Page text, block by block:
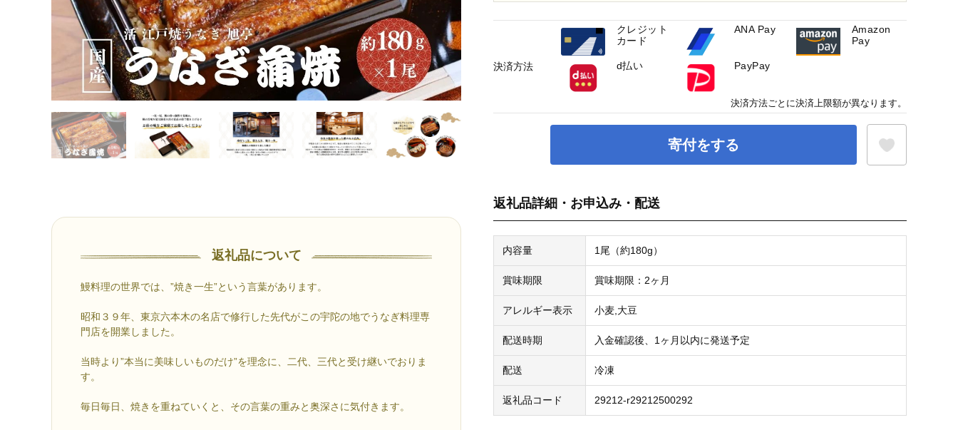
返礼品について
鰻料理の世界では、”焼き一生”という言葉があります。
昭和３９年、東京六本木の名店で修行した先代がこの宇陀の地でうなぎ料理専
門店を開業しました。
当時より”本当に美味しいものだけ”を理念に、二代、三代と受け継いでおりま
す。
毎日毎日、焼きを重ねていくと、その言葉の重みと奥深さに気付きます。
寄付をする
返礼品詳細・お申込み・配送
内容量 1尾（約180g）
賞味期限 賞味期限：2ヶ月
アレルギー表示 小麦,大豆
配送時期 入金確認後、1ヶ月以内に発送予定
配送 冷凍
返礼品コード 29212-r29212500292
決済方法
クレジット
カード
ANA Pay
Amazon
Pay
d払い PayPay
決済方法ごとに決済上限額が異なります。